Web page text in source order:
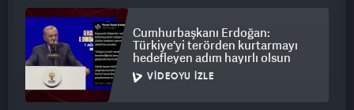
Cumhurbaşkanı Erdoğan:
Türkiye'yi terörden kurtarmayı
hedefleyen adım hayırlı olsun
VIDEOYU İZLE